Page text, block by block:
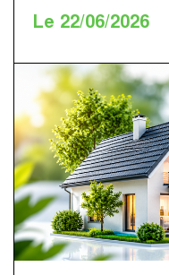
Contactez-nous
Immotram La
Immotram
Immotram
Immotram
Immotram
Le 22/06/2026